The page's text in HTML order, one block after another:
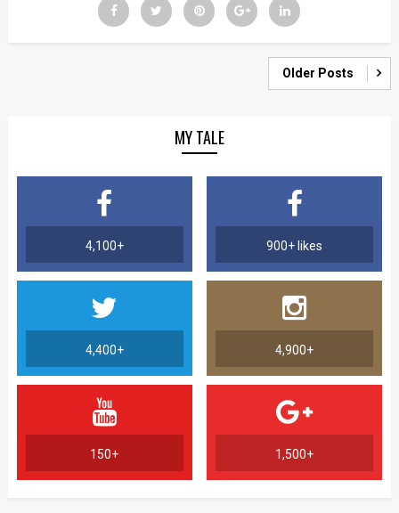
Older Posts
MY TALE
4,100+ 900+ likes
4,400+ 4,900+
150+ 1,500+